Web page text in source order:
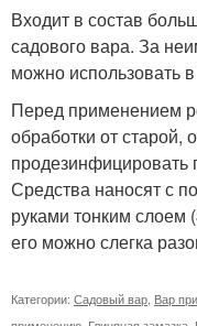
Входит в состав
садового вара. За
можно использовать
Перед применением
обработки от старой,
продезинфицировать
Средства наносят с
руками тонким слоем
его можно слегка
Категории: Садовый вар Вар